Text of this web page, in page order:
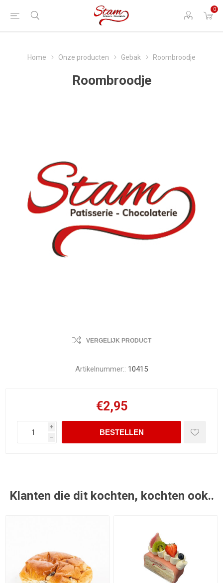
0
Home Onze producten Gebak Roombroodje
Roombroodje
VERGELIJK PRODUCT
Artikelnummer:: 10415
€2,95
i
h
Klanten die dit kochten, kochten ook..